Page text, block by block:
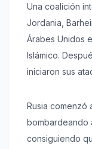
Una coalición
Jordania,
Árabes Unidos
Islámico.
iniciaron sus
Rusia comenzó
bombardeando
consiguiendo